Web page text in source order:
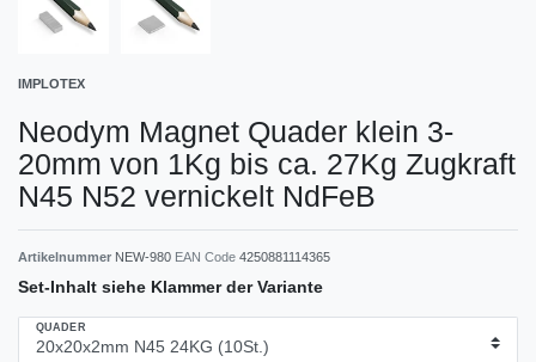
IMPLOTEX
Neodym Magnet Quader klein 3-
20mm von 1Kg bis ca. 27Kg Zugkraft
N45 N52 vernickelt NdFeB
Artikelnummer NEW-980 EAN Code 4250881114365
Set-Inhalt siehe Klammer der Variante
QUADER